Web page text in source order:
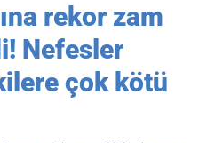
haberirekor zam
Nefesler
çok kötü